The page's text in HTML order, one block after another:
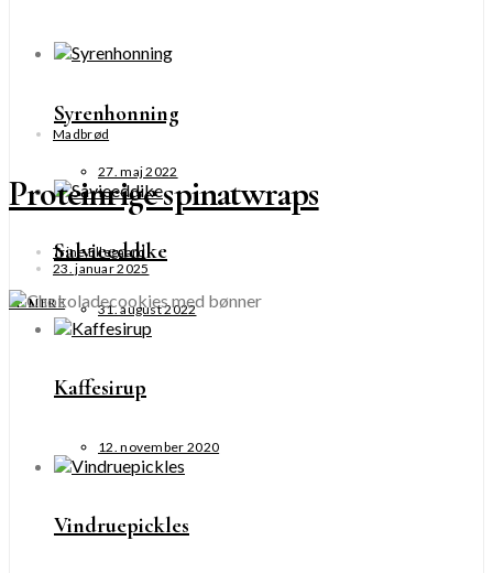
Syrenhonning
27. maj 2022
Salvieeddike
31. august 2022
Kaffesirup
12. november 2020
Vindruepickles
Madbrød
Proteinrige spinatwraps
Trine Ellegaard
23. januar 2025
SE MERE